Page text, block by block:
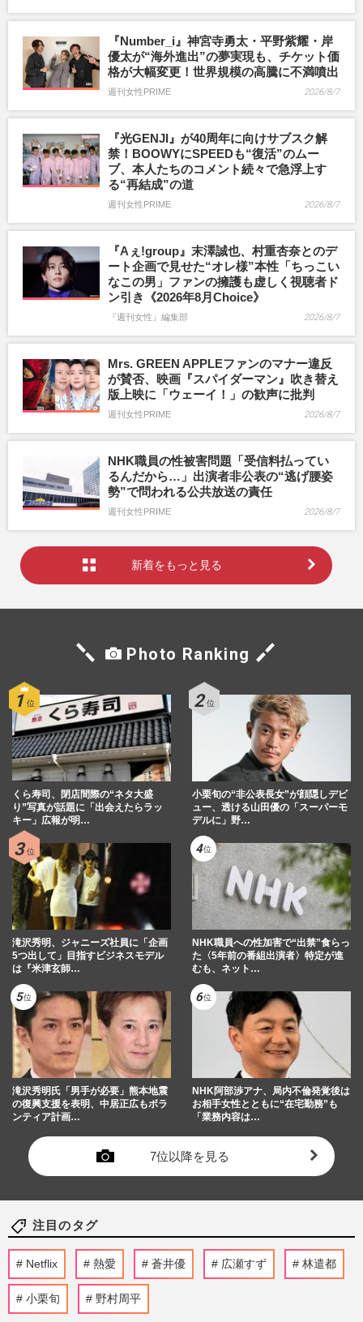
『Number_i』神宮寺勇太・平野紫耀・岸
優太が“海外進出”の夢実現も、チケット価
格が大幅変更！世界規模の高騰に不満噴出
週刊女性PRIME 2026/8/7
『光GENJI』が40周年に向けサブスク解
禁！BOOWYにSPEEDも“復活”のムー
ブ、本人たちのコメント続々で急浮上す
る“再結成”の道
週刊女性PRIME 2026/8/7
『Aぇ!group』末澤誠也、村重杏奈とのデ
ート企画で見せた“オレ様”本性「ちっこい
なこの男」ファンの擁護も虚しく視聴者ド
ン引き《2026年8月Choice》
『週刊女性』編集部 2026/8/7
Mrs. GREEN APPLEファンのマナー違反
が賛否、映画『スパイダーマン』吹き替え
版上映に「ウェーイ！」の歓声に批判
週刊女性PRIME 2026/8/7
NHK職員の性被害問題「受信料払ってい
るんだから…」出演者非公表の“逃げ腰姿
勢”で問われる公共放送の責任
週刊女性PRIME 2026/8/7
新着をもっと見る
Photo Ranking
くら寿司、閉店間際の“ネタ大盛
り”写真が話題に「出会えたらラッ
キー」広報が明…
小栗旬の“非公表長女”が顔隠しデビ
ュー、透ける山田優の「スーパーモ
デルに」野…
滝沢秀明、ジャニーズ社員に「企画
5つ出して」目指すビジネスモデル
は『米津玄師…
NHK職員への性加害で“出禁”食らっ
た〈5年前の番組出演者〉特定が進
むも、ネット…
滝沢秀明氏「男手が必要」熊本地震
の復興支援を表明、中居正広もボラ
ンティア計画…
NHK阿部渉アナ、局内不倫発覚後は
お相手女性とともに“在宅勤務”も
「業務内容は…
7位以降を見る
注目のタグ
Netflix 熱愛 蒼井優 広瀬すず 林遣都
小栗旬 野村周平